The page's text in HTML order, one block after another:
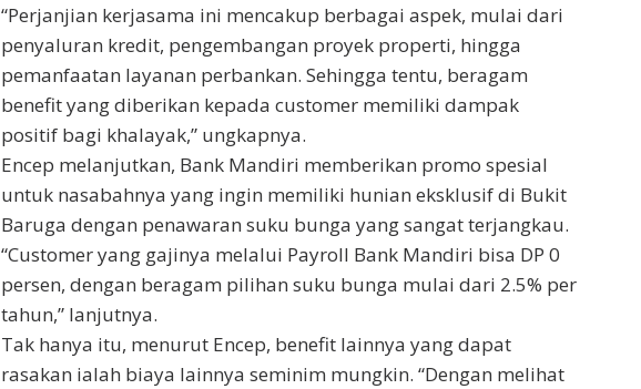
“Perjanjian kerjasama ini mencakup berbagai aspek, mulai dari
penyaluran kredit, pengembangan proyek properti, hingga
pemanfaatan layanan perbankan. Sehingga tentu, beragam
benefit yang diberikan kepada customer memiliki dampak
positif bagi khalayak,” ungkapnya.
Encep melanjutkan, Bank Mandiri memberikan promo spesial
untuk nasabahnya yang ingin memiliki hunian eksklusif di Bukit
Baruga dengan penawaran suku bunga yang sangat terjangkau.
“Customer yang gajinya melalui Payroll Bank Mandiri bisa DP 0
persen, dengan beragam pilihan suku bunga mulai dari 2.5% per
tahun,” lanjutnya.
Tak hanya itu, menurut Encep, benefit lainnya yang dapat
rasakan ialah biaya lainnya seminim mungkin. “Dengan melihat